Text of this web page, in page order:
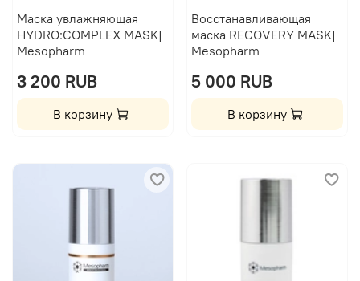
Маска увлажняющая
HYDRO:COMPLEX MASK|
Mesopharm
3 200 RUB
В корзину
Восстанавливающая
маска RECOVERY MASK|
Mesopharm
5 000 RUB
В корзину